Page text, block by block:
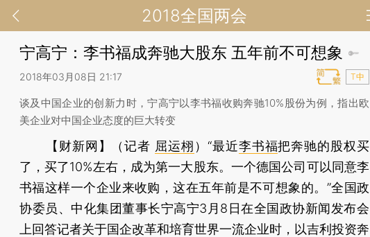
2018全国两会
宁高宁：李书福成奔驰大股东 五年前不可想象
2018年03月08日 21:17 T中
谈及中国企业的创新力时，宁高宁以李书福收购奔驰10%股份为例，指出欧
美企业对中国企业态度的巨大转变
【财新网】（记者 屈运栩 ） “最近李书福把奔驰的股权买
了，买了10%左右，成为第一大股东。一个德国公司可以同意李
书福这样一个企业来收购，这在五年前是不可想象的。”全国政
协委员、中化集团董事长宁高宁3月8日在全国政协新闻发布会
上回答记者关于国企改革和培育世界一流企业时，以吉利投资奔